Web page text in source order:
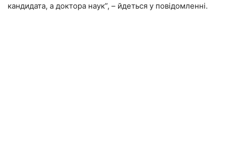
кандидата, а доктора наук”, – йдеться у повідомленні.